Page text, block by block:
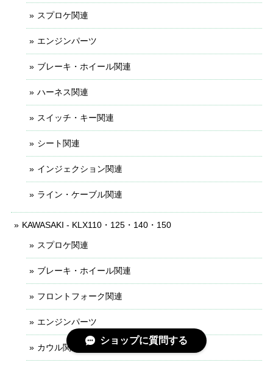
スプロケ関連
エンジンパーツ
ブレーキ・ホイール関連
ハーネス関連
スイッチ・キー関連
シート関連
インジェクション関連
ライン・ケーブル関連
KAWASAKI - KLX110・125・140・150
スプロケ関連
ブレーキ・ホイール関連
フロントフォーク関連
エンジンパーツ
カウル関連
ショップに質問する